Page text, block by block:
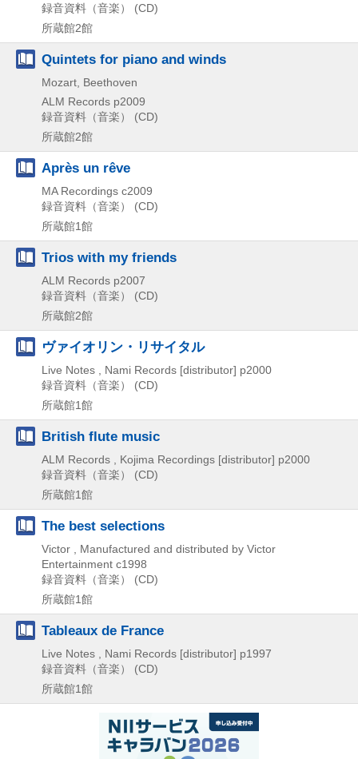
録音資料（音楽） (CD)
所蔵館2館
Quintets for piano and winds
Mozart, Beethoven
ALM Records p2009
録音資料（音楽） (CD)
所蔵館2館
Après un rêve
MA Recordings c2009
録音資料（音楽） (CD)
所蔵館1館
Trios with my friends
ALM Records p2007
録音資料（音楽） (CD)
所蔵館2館
ヴァイオリン・リサイタル
Live Notes , Nami Records [distributor] p2000
録音資料（音楽） (CD)
所蔵館1館
British flute music
ALM Records , Kojima Recordings [distributor] p2000
録音資料（音楽） (CD)
所蔵館1館
The best selections
Victor , Manufactured and distributed by Victor
Entertainment c1998
録音資料（音楽） (CD)
所蔵館1館
Tableaux de France
Live Notes , Nami Records [distributor] p1997
録音資料（音楽） (CD)
所蔵館1館